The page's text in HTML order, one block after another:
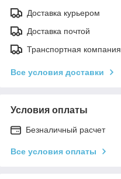
Доставка курьером
Доставка почтой
Транспортная компания
Все условия доставки
Условия оплаты
Безналичный расчет
Все условия оплаты